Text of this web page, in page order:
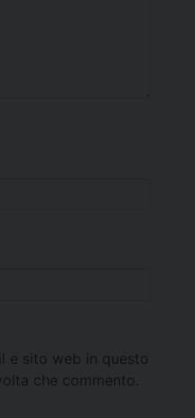
e sito web in questo
che commento.